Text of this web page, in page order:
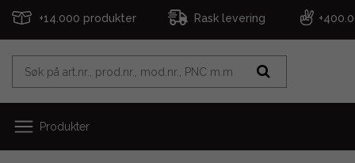
+14.000 produkter Rask levering
Produkter